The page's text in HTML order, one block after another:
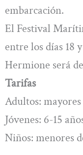
embarcación.
El Festival
entre los días 18
Hermione será
Tarifas
Adultos:
Jóvenes: 6-15
Niños: menores